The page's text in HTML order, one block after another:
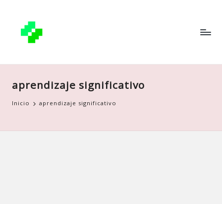
aprendizaje significativo
Inicio aprendizaje significativo